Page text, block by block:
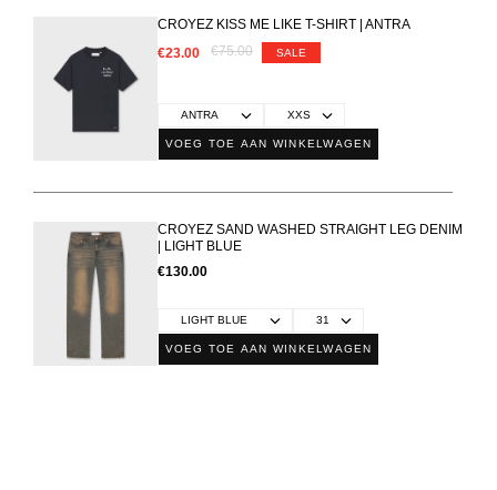
CROYEZ KISS ME LIKE T-SHIRT | ANTRA
€23.00
€75.00 SALE
VOEG TOE AAN WINKELWAGEN
CROYEZ SAND WASHED STRAIGHT LEG DENIM
| LIGHT BLUE
€130.00
VOEG TOE AAN WINKELWAGEN